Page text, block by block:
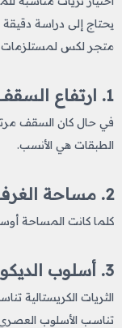
يحتاج إلى دراسة دقيقة
متجر لكس لمستلزمات
1. ارتفاع السقف
الطبقات هي الأنسب.
2. مساحة الغرفة
كلما كانت المساحة
3. أسلوب الديكور العام
تناسب الأسلوب